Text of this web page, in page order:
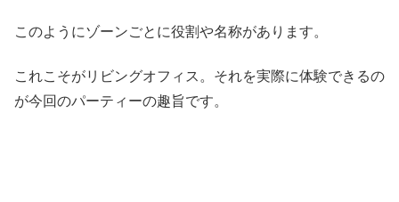
このようにゾーンごとに役割や名称があります。
これこそがリビングオフィス。それを実際に体験できるの
が今回のパーティーの趣旨です。